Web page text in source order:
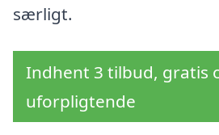
særligt.
Indhent 3 tilbud, gratis
uforpligtende